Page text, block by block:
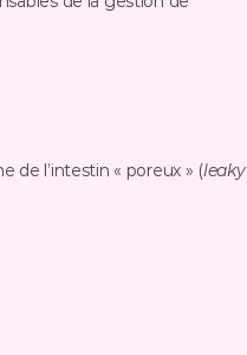
de l’intestin « poreux » (leaky